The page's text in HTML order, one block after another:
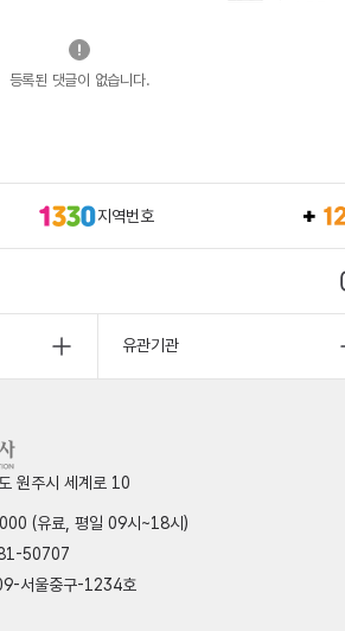
등록된 댓글이 없습니다.
지역번호
유관기관
원주시 세계로 10
(유료, 평일 09시~18시)
50707
서울중구-1234호